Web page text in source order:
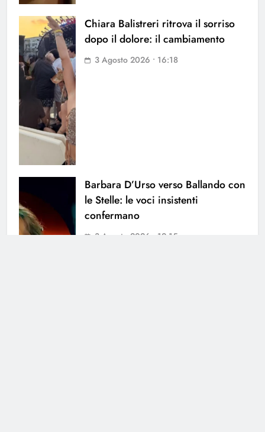
Chiara Balistreri ritrova il sorriso
dopo il dolore: il cambiamento
3 Agosto 2026 • 16:18
Barbara D’Urso verso Ballando con
le Stelle: le voci insistenti
confermano
3 Agosto 2026 • 12:15